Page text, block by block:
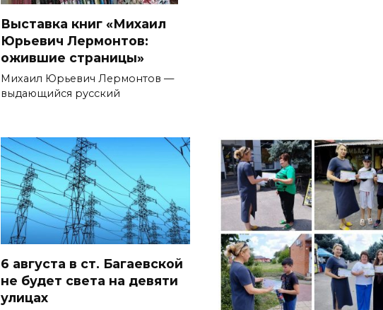
Выставка книг «Михаил
Юрьевич Лермонтов:
ожившие страницы»
Михаил Юрьевич Лермонтов —
выдающийся русский
6 августа в ст. Багаевской
не будет света на девяти
улицах